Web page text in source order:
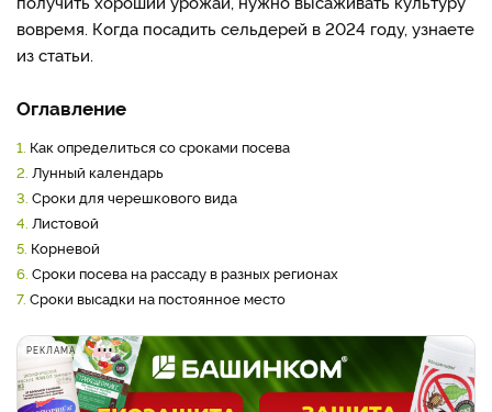
вовремя. Когда посадить сельдерей в 2024 году, узнаете
из статьи.
Оглавление
1. Как определиться со сроками посева
2. Лунный календарь
3. Сроки для черешкового вида
4. Листовой
5. Корневой
6. Сроки посева на рассаду в разных регионах
7. Сроки высадки на постоянное место
РЕКЛАМА